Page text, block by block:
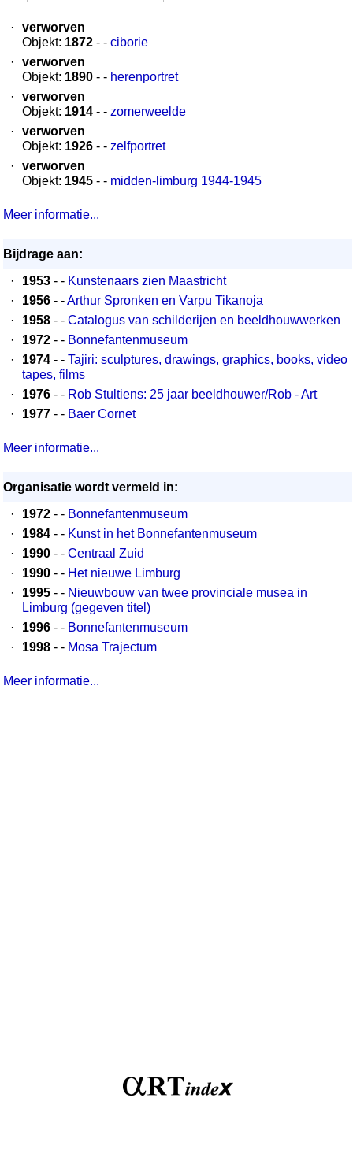
·
verworven
Objekt: 1872 - - ciborie
·
verworven
Objekt: 1890 - - herenportret
·
verworven
Objekt: 1914 - - zomerweelde
·
verworven
Objekt: 1926 - - zelfportret
·
verworven
Objekt: 1945 - - midden-limburg 1944-1945
Meer informatie...
Bijdrage aan:
·
1953 - - Kunstenaars zien Maastricht
·
1956 - -Arthur Spronken en Varpu Tikanoja
·
1958 - - Catalogus van schilderijen en beeldhouwwerken
·
1972 - - Bonnefantenmuseum
·
1974 - - Tajiri: sculptures, drawings, graphics, books, video
tapes, films
·
1976 - - Rob Stultiens: 25 jaar beeldhouwer/Rob - Art
·
1977 - - Baer Cornet
Meer informatie...
Organisatie wordt vermeld in:
·
1972 - - Bonnefantenmuseum
·
1984 - - Kunst in het Bonnefantenmuseum
·
1990 - - Centraal Zuid
·
1990 - - Het nieuwe Limburg
·
1995 - - Nieuwbouw van twee provinciale musea in
Limburg (gegeven titel)
·
1996 - - Bonnefantenmuseum
·
1998 - - Mosa Trajectum
Meer informatie...